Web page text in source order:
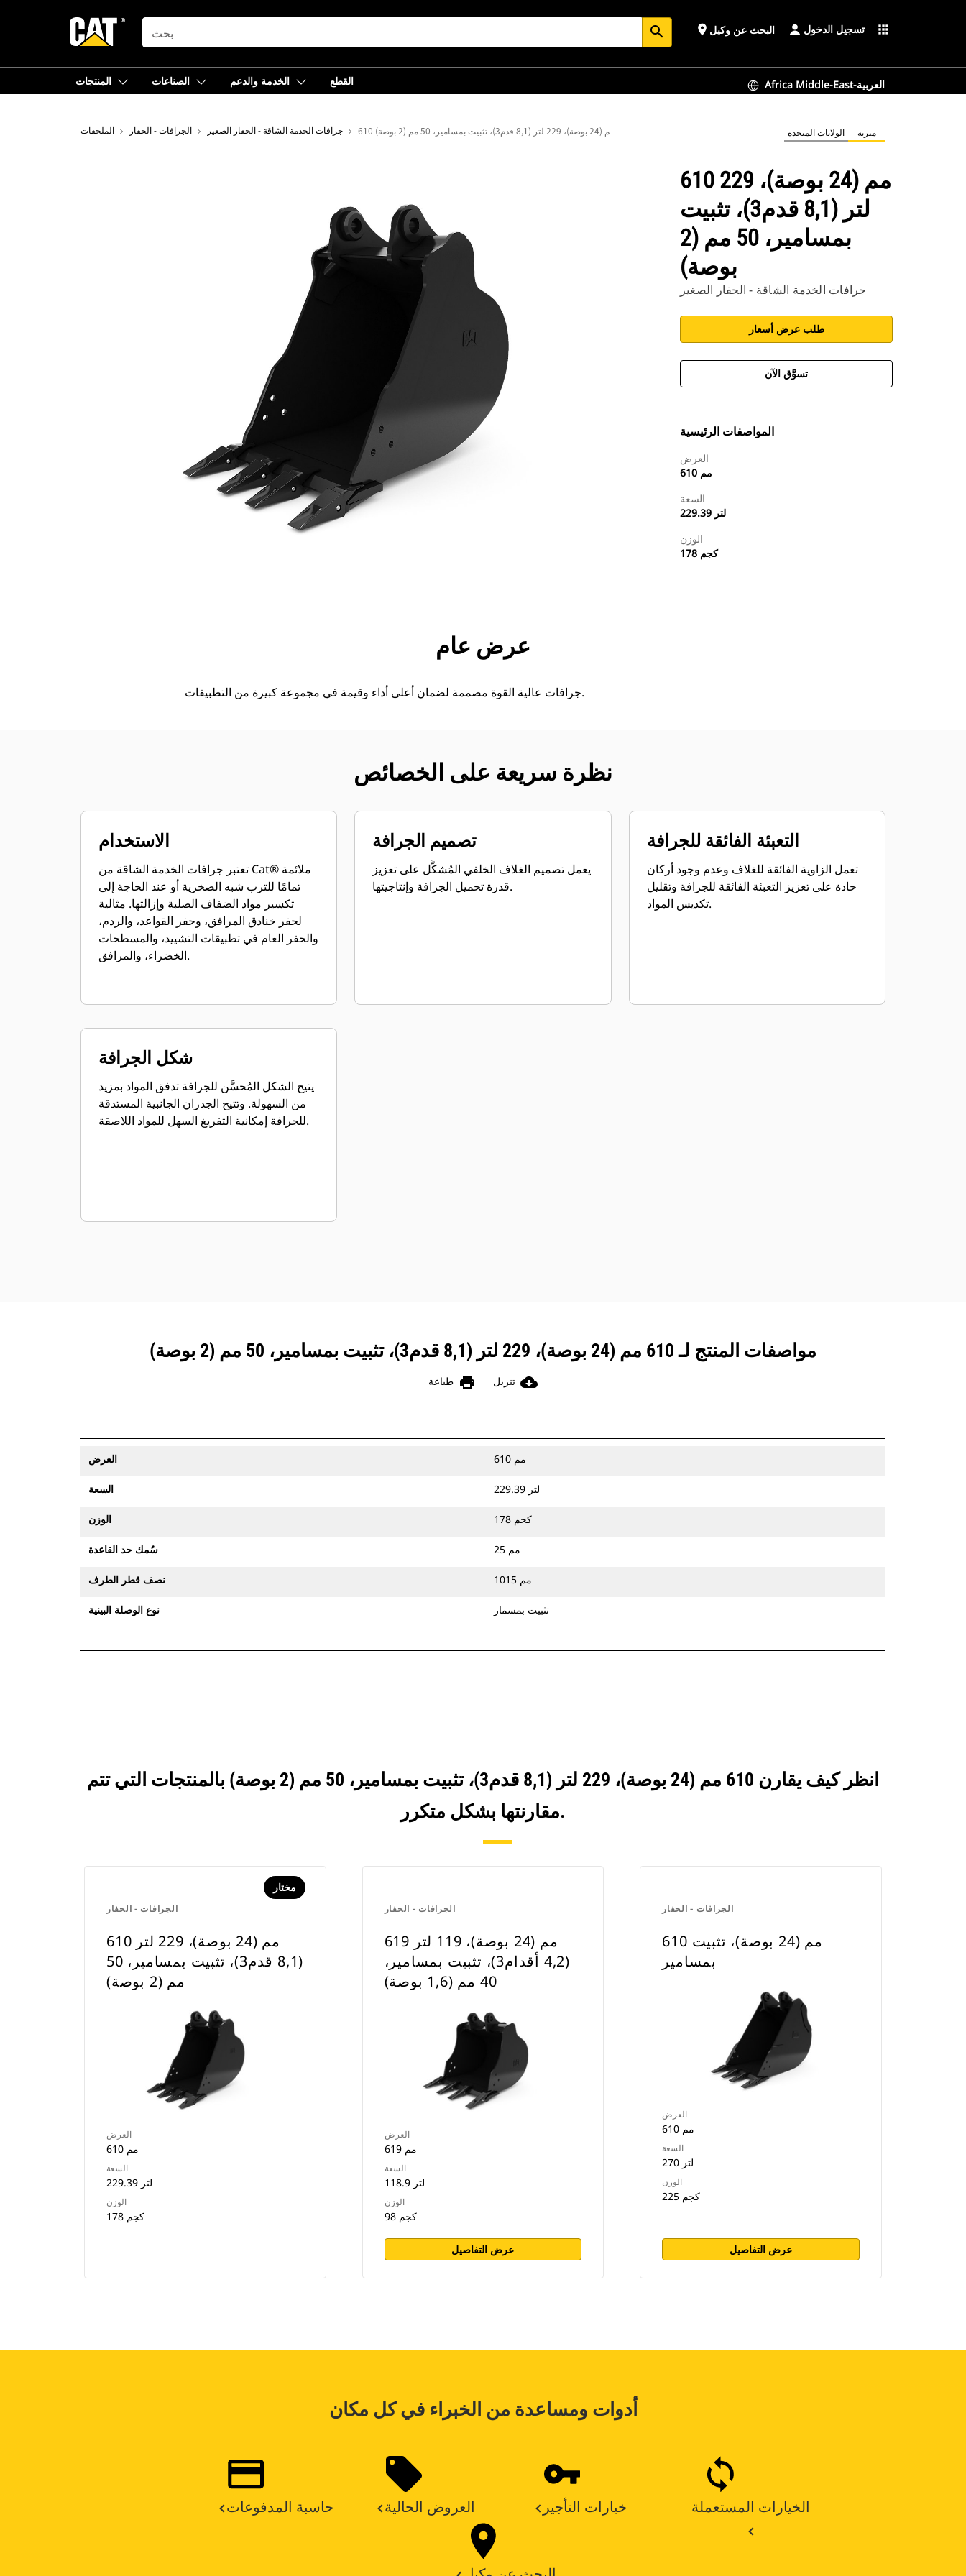
SEARCH search place البحث عن وكيل تسجيل الدخول apps
المنتجات الصناعات الخدمة والدعم القطع Africa Middle-East-العربية
الملحقات الجرافات - الحفار جرافات الخدمة الشاقة - الحفار الصغير 610 مم (24 بوصة)، 229 لتر (8,1 قدم3)، تثبيت بمسامير، 50 مم (2 بوصة) الولايات المتحدة مترية
610 مم (24 بوصة)، 229
لتر (8,1 قدم3)، تثبيت
بمسامير، 50 مم (2
بوصة)
جرافات الخدمة الشاقة - الحفار الصغير
طلب عرض أسعار
تسوَّق الآن
المواصفات الرئيسية
العرض
610 مم
السعة
229.39 لتر
الوزن
178 كجم
الأدوات
عرض عام
جرافات عالية القوة مصممة لضمان أعلى أداء وقيمة في مجموعة كبيرة من التطبيقات.
نظرة سريعة على الخصائص
الاستخدام
تعتبر جرافات الخدمة الشاقة من Cat® ملائمة
تمامًا للترب شبه الصخرية أو عند الحاجة إلى
تكسير مواد الضفاف الصلبة وإزالتها. مثالية
لحفر خنادق المرافق، وحفر القواعد، والردم،
والحفر العام في تطبيقات التشييد، والمسطحات
الخضراء، والمرافق.
تصميم الجرافة
يعمل تصميم الغلاف الخلفي المُشكَّل على تعزيز
قدرة تحميل الجرافة وإنتاجيتها.
التعبئة الفائقة للجرافة
تعمل الزاوية الفائقة للغلاف وعدم وجود أركان
حادة على تعزيز التعبئة الفائقة للجرافة وتقليل
تكديس المواد.
شكل الجرافة
يتيح الشكل المُحسَّن للجرافة تدفق المواد بمزيد
من السهولة. وتتيح الجدران الجانبية المستدقة
للجرافة إمكانية التفريغ السهل للمواد اللاصقة.
مواصفات المنتج لـ 610 مم (24 بوصة)، 229 لتر (8,1 قدم3)، تثبيت بمسامير، 50 مم (2 بوصة)
cloud_download تنزيل print طباعة
العرض 610 مم
السعة 229.39 لتر
الوزن 178 كجم
سُمك حد القاعدة 25 مم
نصف قطر الطرف 1015 مم
نوع الوصلة البينية تثبيت بمسمار
انظر كيف يقارن 610 مم (24 بوصة)، 229 لتر (8,1 قدم3)، تثبيت بمسامير، 50 مم (2 بوصة) بالمنتجات التي تتم
مقارنتها بشكل متكرر.
الجرافات - الحفار
مختار
610 مم (24 بوصة)، 229 لتر
(8,1 قدم3)، تثبيت بمسامير، 50
مم (2 بوصة)
العرض
610 مم
السعة
229.39 لتر
الوزن
178 كجم
الجرافات - الحفار
619 مم (24 بوصة)، 119 لتر
(4,2 أقدام3)، تثبيت بمسامير،
40 مم (1,6 بوصة)
العرض
619 مم
السعة
118.9 لتر
الوزن
98 كجم
عرض التفاصيل
الجرافات - الحفار
610 مم (24 بوصة)، تثبيت
بمسامير
العرض
610 مم
السعة
270 لتر
الوزن
225 كجم
عرض التفاصيل
أدوات ومساعدة من الخبراء في كل مكان
حاسبة المدفوعات العروض الحالية خيارات التأجير الخيارات المستعملة